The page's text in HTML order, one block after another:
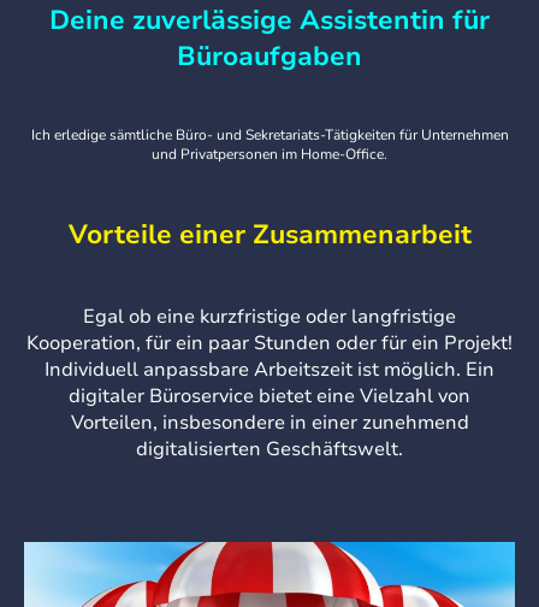
Deine zuverlässige Assistentin für
Büroaufgaben
Ich erledige sämtliche Büro- und Sekretariats-Tätigkeiten für Unternehmen
und Privatpersonen im Home-Office.
Vorteile einer Zusammenarbeit
Egal ob eine kurzfristige oder langfristige
Kooperation, für ein paar Stunden oder für ein Projekt!
Individuell anpassbare Arbeitszeit ist möglich. Ein
digitaler Büroservice bietet eine Vielzahl von
Vorteilen, insbesondere in einer zunehmend
digitalisierten Geschäftswelt.